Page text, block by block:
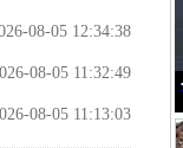
08-05 12:34:38
08-05 11:32:49
08-05 11:13:03